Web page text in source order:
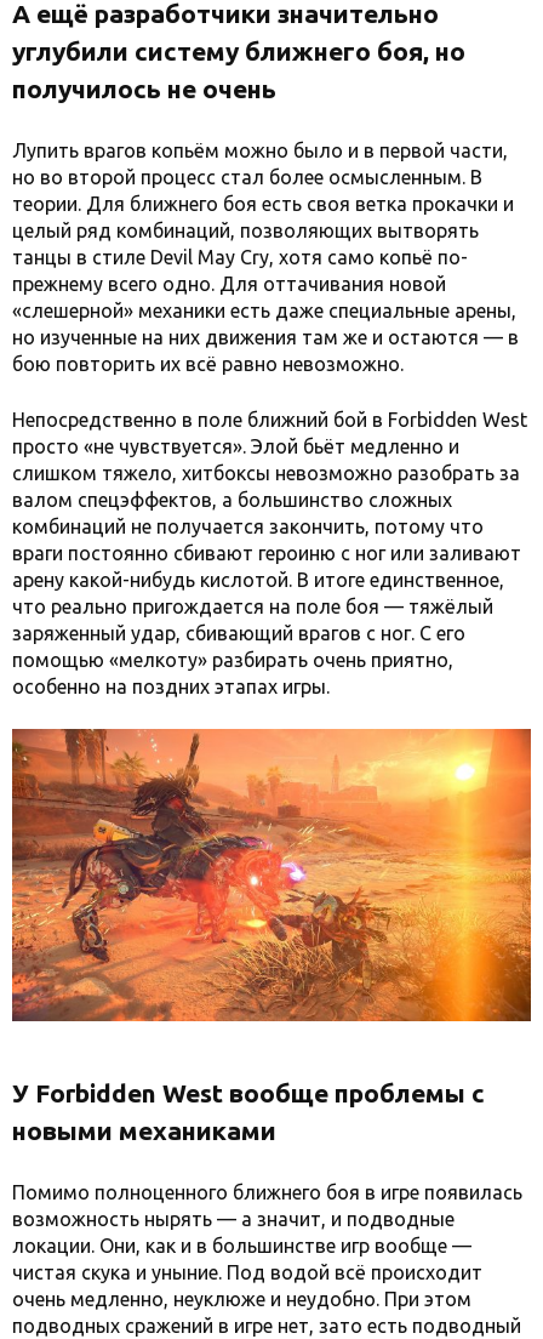
А ещё разработчики значительно
углубили систему ближнего боя, но
получилось не очень
Лупить врагов копьём можно было и в первой части,
но во второй процесс стал более осмысленным. В
теории. Для ближнего боя есть своя ветка прокачки и
целый ряд комбинаций, позволяющих вытворять
танцы в стиле Devil May Cry, хотя само копьё по-
прежнему всего одно. Для оттачивания новой
«слешерной» механики есть даже специальные арены,
но изученные на них движения там же и остаются — в
бою повторить их всё равно невозможно.
Непосредственно в поле ближний бой в Forbidden West
просто «не чувствуется». Элой бьёт медленно и
слишком тяжело, хитбоксы невозможно разобрать за
валом спецэффектов, а большинство сложных
комбинаций не получается закончить, потому что
враги постоянно сбивают героиню с ног или заливают
арену какой-нибудь кислотой. В итоге единственное,
что реально пригождается на поле боя — тяжёлый
заряженный удар, сбивающий врагов с ног. С его
помощью «мелкоту» разбирать очень приятно,
особенно на поздних этапах игры.
У Forbidden West вообще проблемы с
новыми механиками
Помимо полноценного ближнего боя в игре появилась
возможность нырять — а значит, и подводные
локации. Они, как и в большинстве игр вообще —
чистая скука и уныние. Под водой всё происходит
очень медленно, неуклюже и неудобно. При этом
подводных сражений в игре нет, зато есть подводный